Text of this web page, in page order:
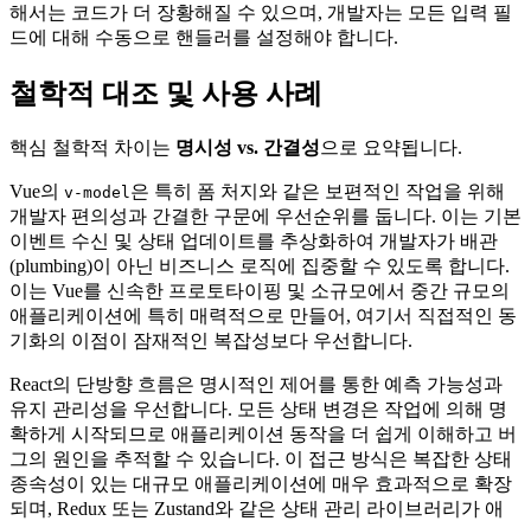
해서는 코드가 더 장황해질 수 있으며, 개발자는 모든 입력 필
드에 대해 수동으로 핸들러를 설정해야 합니다.
철학적 대조 및 사용 사례
핵심 철학적 차이는 명시성 vs. 간결성으로 요약됩니다.
Vue의 v-model은 특히 폼 처지와 같은 보편적인 작업을 위해
개발자 편의성과 간결한 구문에 우선순위를 둡니다. 이는 기본
이벤트 수신 및 상태 업데이트를 추상화하여 개발자가 배관
(plumbing)이 아닌 비즈니스 로직에 집중할 수 있도록 합니다.
이는 Vue를 신속한 프로토타이핑 및 소규모에서 중간 규모의
애플리케이션에 특히 매력적으로 만들어, 여기서 직접적인 동
기화의 이점이 잠재적인 복잡성보다 우선합니다.
React의 단방향 흐름은 명시적인 제어를 통한 예측 가능성과
유지 관리성을 우선합니다. 모든 상태 변경은 작업에 의해 명
확하게 시작되므로 애플리케이션 동작을 더 쉽게 이해하고 버
그의 원인을 추적할 수 있습니다. 이 접근 방식은 복잡한 상태
종속성이 있는 대규모 애플리케이션에 매우 효과적으로 확장
되며, Redux 또는 Zustand와 같은 상태 관리 라이브러리가 애